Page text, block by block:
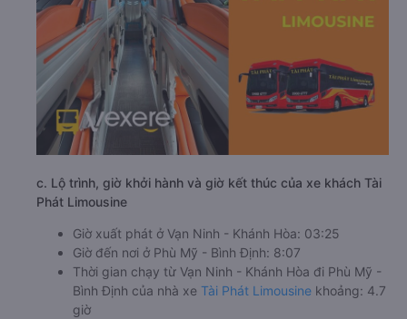
c. Lộ trình, giờ khởi hành và giờ kết thúc của xe khách Tài
Phát Limousine
Giờ xuất phát ở Vạn Ninh - Khánh Hòa: 03:25
Giờ đến nơi ở Phù Mỹ - Bình Định: 8:07
Thời gian chạy từ Vạn Ninh - Khánh Hòa đi Phù Mỹ -
Bình Định của nhà xe Tài Phát Limousine khoảng: 4.7
giờ